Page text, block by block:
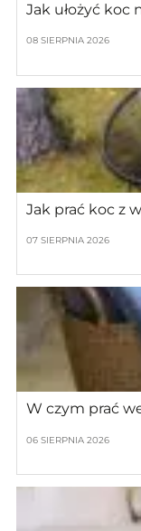
Jak ułożyć koc
08 SIERPNIA 2026
Jak prać koc z
07 SIERPNIA 2026
W czym prać
06 SIERPNIA 2026